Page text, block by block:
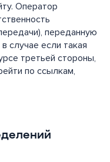
Оператор
переданную
случае если такая
третьей стороны,
по ссылкам,